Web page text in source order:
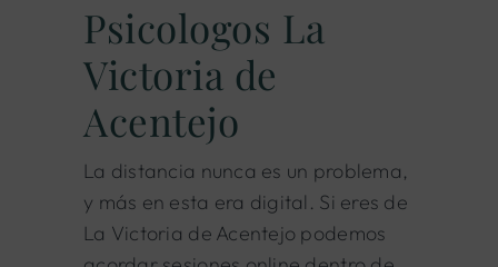
Psicologos La
Victoria de
Acentejo
La distancia nunca es un problema,
y más en esta era digital. Si eres de
La Victoria de Acentejo podemos